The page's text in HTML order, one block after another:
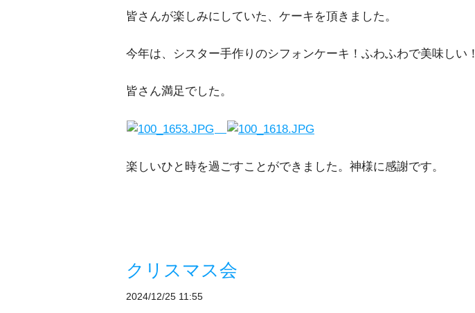
皆さんが楽しみにしていた、ケーキを頂きました。
今年は、シスター手作りのシフォンケーキ！ふわふわで美味しい！
皆さん満足でした。
楽しいひと時を過ごすことができました。神様に感謝です。
クリスマス会
2024/12/25 11:55